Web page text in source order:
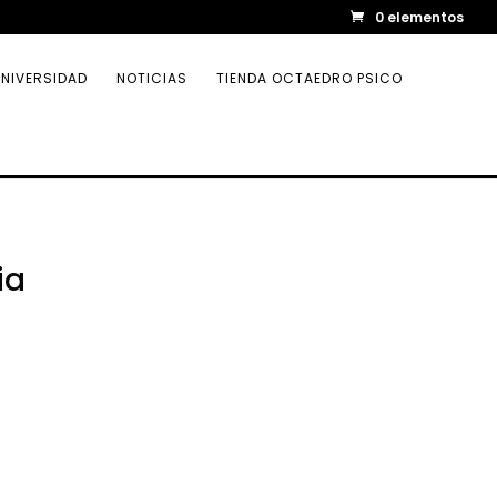
0 elementos
NOTICIAS TIENDA OCTAEDRO PSICO